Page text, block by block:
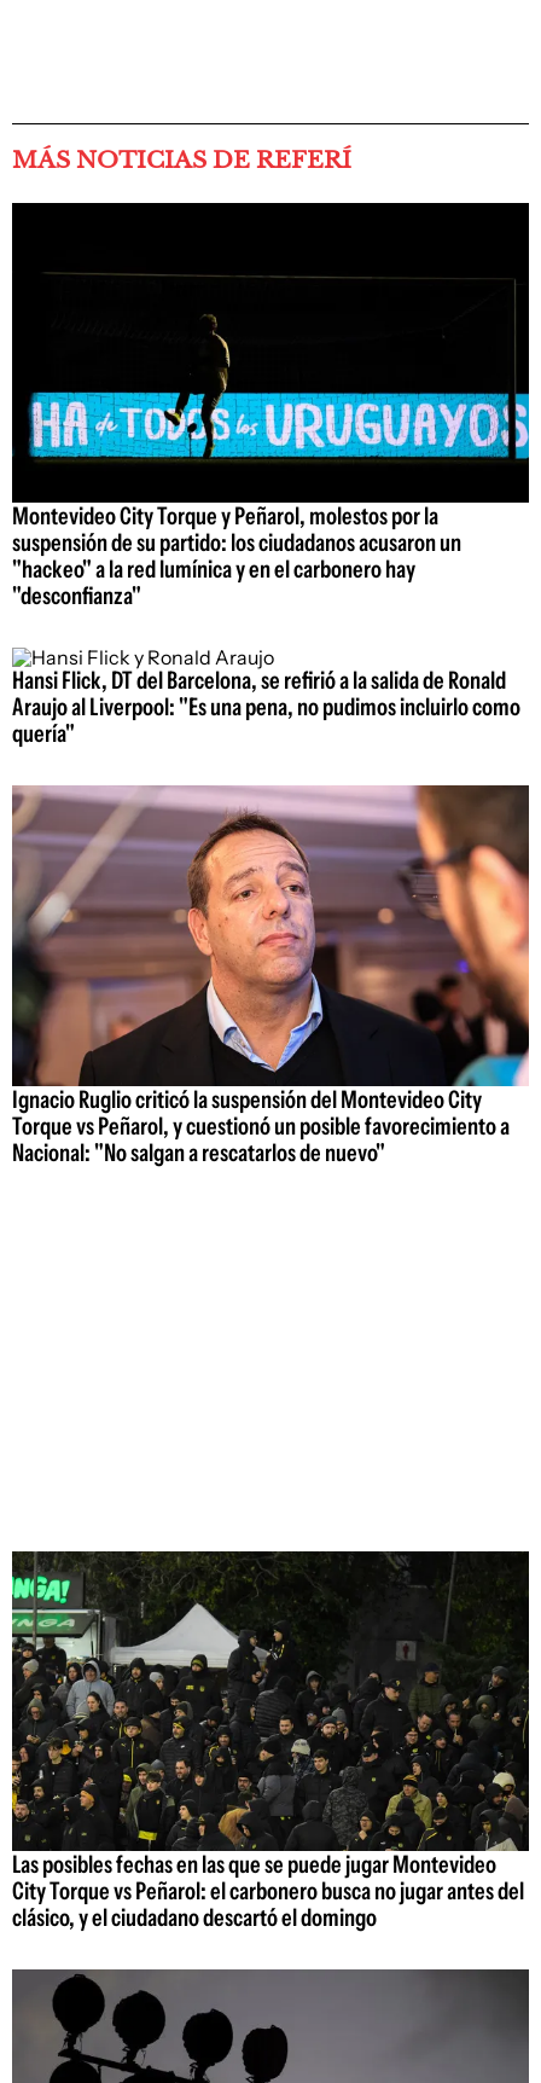
MÁS NOTICIAS DE REFERÍ
Montevideo City Torque y Peñarol, molestos por la
suspensión de su partido: los ciudadanos acusaron un
"hackeo" a la red lumínica y en el carbonero hay
"desconfianza"
Hansi Flick, DT del Barcelona, se refirió a la salida de Ronald
Araujo al Liverpool: "Es una pena, no pudimos incluirlo como
quería"
Ignacio Ruglio criticó la suspensión del Montevideo City
Torque vs Peñarol, y cuestionó un posible favorecimiento a
Nacional: "No salgan a rescatarlos de nuevo"
Las posibles fechas en las que se puede jugar Montevideo
City Torque vs Peñarol: el carbonero busca no jugar antes del
clásico, y el ciudadano descartó el domingo